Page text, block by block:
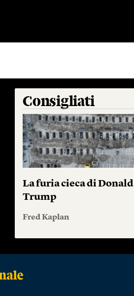
Consigliati
La furia cieca di Donald
Trump
Fred Kaplan